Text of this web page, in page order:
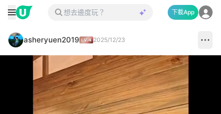
下載App
asheryuen2019 2025/12/23